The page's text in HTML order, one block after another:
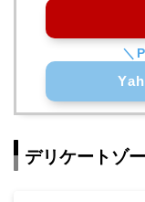
デリケートゾ